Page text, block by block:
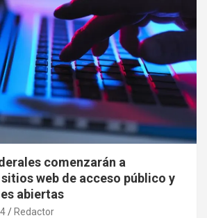
comenzarán a
web de acceso público y
abiertas
Redactor